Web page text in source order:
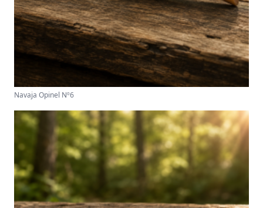
Navaja Opinel Nº6